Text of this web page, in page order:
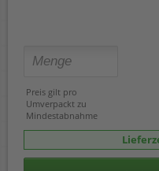
Preis gilt pro
Umverpackt zu
Mindestabnahme